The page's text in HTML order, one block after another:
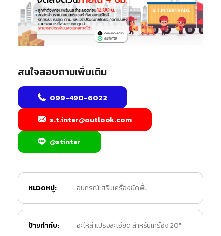
สนใจสอบถามเพิ่มเติม
099-490-6022
s.t.inter@outlook.com
@stinter
หมวดหมู่: อุปกรณ์เสริมเครื่องขัดพื้น
ป้ายกำกับ: อะไหล่ แปรงละเอียด สำหรับเครื่อง 20"